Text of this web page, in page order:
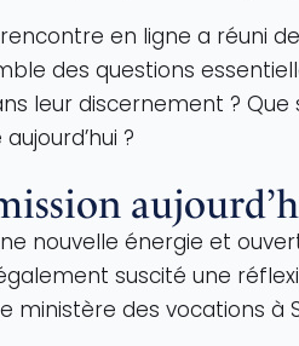
rencontre en ligne a réuni
des questions
leur discernement ?
?
nouvelle énergie et
suscité une
ministère des vocations